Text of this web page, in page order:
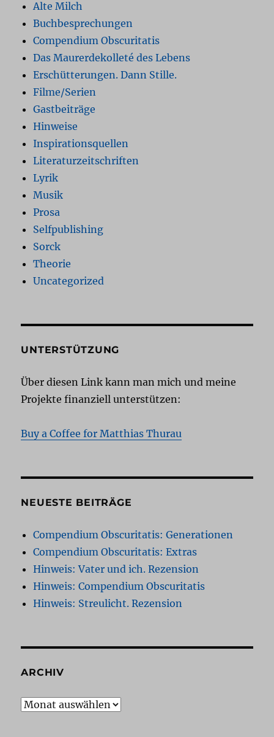
Alte Milch
Buchbesprechungen
Compendium Obscuritatis
Das Maurerdekolleté des Lebens
Erschütterungen. Dann Stille.
Filme/Serien
Gastbeiträge
Hinweise
Inspirationsquellen
Literaturzeitschriften
Lyrik
Musik
Prosa
Selfpublishing
Sorck
Theorie
Uncategorized
UNTERSTÜTZUNG
Über diesen Link kann man mich und meine
Projekte finanziell unterstützen:
Buy a Coffee for Matthias Thurau
NEUESTE BEITRÄGE
Compendium Obscuritatis: Generationen
Compendium Obscuritatis: Extras
Hinweis: Vater und ich. Rezension
Hinweis: Compendium Obscuritatis
Hinweis: Streulicht. Rezension
ARCHIV
Archiv